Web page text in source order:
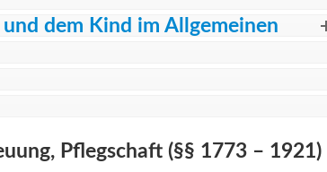
dem Kind im Allgemeinen
Pflegschaft (§§ 1773 – 1921)